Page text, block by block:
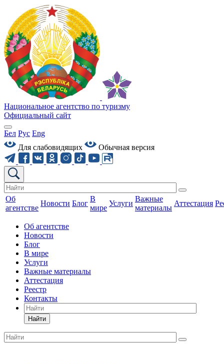
Национальное агентство по туризму
Официальный сайт
Бел Рус Eng
Для слабовидящих
Обычная версия
Об
агентстве
Новости Блог
В
мире
Услуги
Важные
материалы
Аттестация
Об агентстве
Новости
Блог
В мире
Услуги
Важные материалы
Аттестация
Реестр
Контакты
Найти